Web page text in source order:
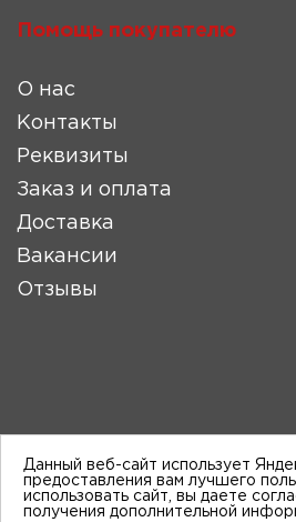
Помощь покупателю
О нас
Контакты
Реквизиты
Заказ и оплата
Доставка
Вакансии
Отзывы
Данный веб-сайт использует
предоставления вам лучшего
использовать сайт, вы даете
получения дополнительной